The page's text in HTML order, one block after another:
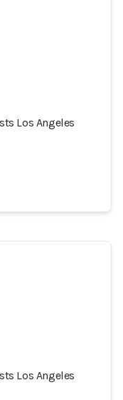
Los Angeles
Los Angeles